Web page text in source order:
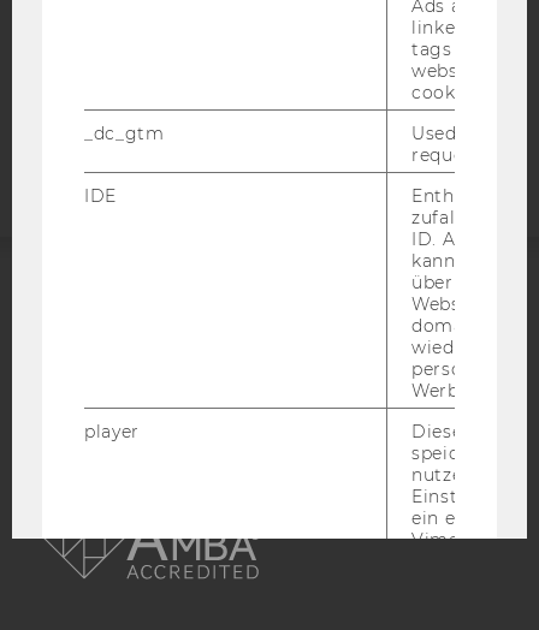
STUDIENBEWERBER*INNEN UND STUDIERENDE
Barrierefreiheitserklärung
Ads accounts
linked, the
tags on the
website read
cookie.
_dc_gtm
Used to
request rate.
IDE
Enthält eine
ID. Anhand
kann Google
über
Websites
Werbung
player
Dieses Cookie
speichert
ein
Vimeo-Video